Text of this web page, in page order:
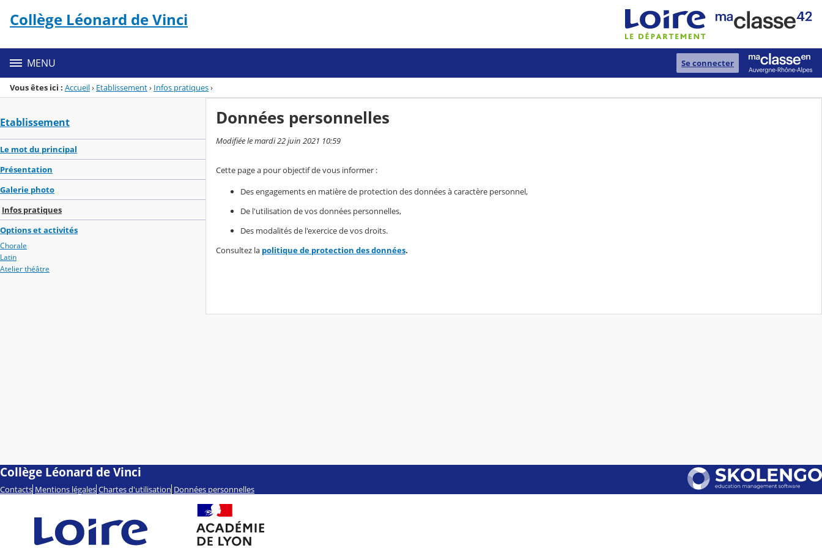
Menu de la rubrique
Contenu
Collège Léonard de Vinci
MENU Se connecter
Vous êtes ici : Accueil› Etablissement› Infos pratiques›
Etablissement
Le mot du principal
Présentation
Galerie photo
Infos pratiques
Options et activités
Chorale
Latin
Atelier théâtre
Données personnelles
Modifiée le mardi 22 juin 2021 10:59
Cette page a pour objectif de vous informer :
Des engagements en matière de protection des données à caractère personnel,
De l'utilisation de vos données personnelles,
Des modalités de l'exercice de vos droits.
Consultez la politique de protection des données.
Collège Léonard de Vinci
Contacts Mentions légales Chartes d'utilisation Données personnelles